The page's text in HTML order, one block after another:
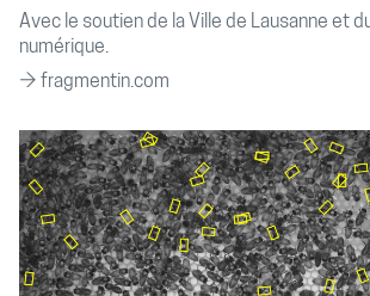
Avec le soutien de la Ville de Lausanne et
numérique.
→ fragmentin.com